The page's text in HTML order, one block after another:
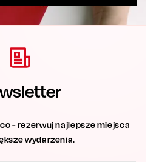
- rezerwuj najlepsze miejsca
wydarzenia.